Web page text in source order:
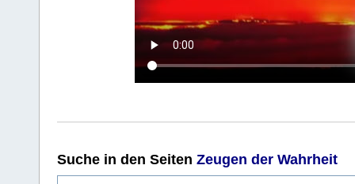
Suche in den Seiten Zeugen der Wahrheit